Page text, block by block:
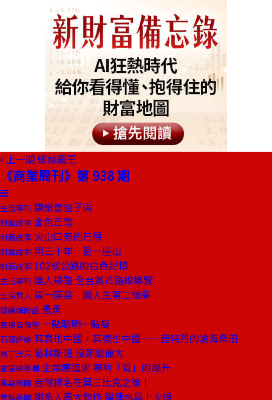
上一期 螺絲霸王
《商業周刊》第 938 期
生活專刊 康樂意包子店
封面故事 金色芒雪
封面故事 火山口旁的芒原
封面故事 用三十年 愛一座山
封面故事 102號公路的白色記憶
生活專刊 達人帶路 全台賞芒路線導覽
生活質人 買一座島 圓人生第二個夢
總編輯的話 愚勇
商場自慢塾 一點聰明一點癡
石頭評論 其衰也中國，其復也中國——鹿特丹的滄海桑田
馬丁沃夫 葛林斯班 沒那麼偉大
施振榮專欄 企業應追求 專利「質」的提升
焦點新聞 台灣排名在莫三比克之後！
焦點新聞 謝系人馬大動作 逼陳水扁上火線